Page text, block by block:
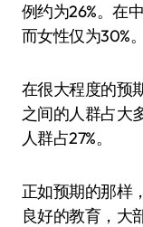
例约为26%。在
而女性仅为30%。
在很大程度的预
之间的人群占大
人群占27%。
正如预期的那样
良好的教育，大